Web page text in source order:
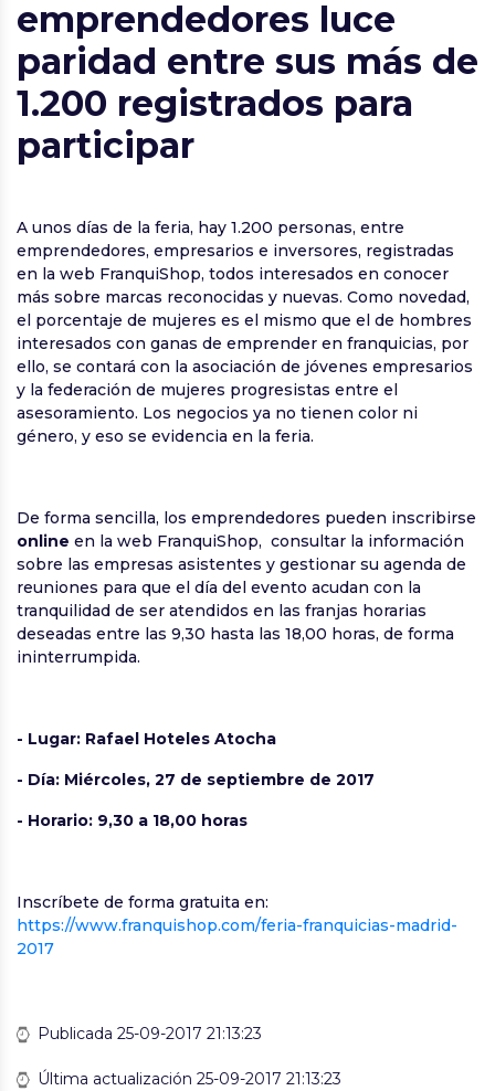
emprendedores luce
paridad entre sus más de
1.200 registrados para
participar
A unos días de la feria, hay 1.200 personas, entre
emprendedores, empresarios e inversores, registradas
en la web FranquiShop, todos interesados en conocer
más sobre marcas reconocidas y nuevas. Como novedad,
el porcentaje de mujeres es el mismo que el de hombres
interesados con ganas de emprender en franquicias, por
ello, se contará con la asociación de jóvenes empresarios
y la federación de mujeres progresistas entre el
asesoramiento. Los negocios ya no tienen color ni
género, y eso se evidencia en la feria.
De forma sencilla, los emprendedores pueden inscribirse
online en la web FranquiShop, consultar la información
sobre las empresas asistentes y gestionar su agenda de
reuniones para que el día del evento acudan con la
tranquilidad de ser atendidos en las franjas horarias
deseadas entre las 9,30 hasta las 18,00 horas, de forma
ininterrumpida.
- Lugar: Rafael Hoteles Atocha
- Día: Miércoles, 27 de septiembre de 2017
- Horario: 9,30 a 18,00 horas
Inscríbete de forma gratuita en:
https://www.franquishop.com/feria-franquicias-madrid-
2017
Publicada 25-09-2017 21:13:23
Última actualización 25-09-2017 21:13:23